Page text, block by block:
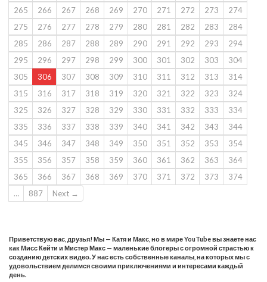
265
266 267 268 269 270 271 272 273
274
275
276 277 278 279 280 281 282 283
284
285
286 287 288 289 290 291 292 293
294
295
296 297 298 299 300 301 302 303
304
305
306 307 308 309 310 311 312 313
314
315
316 317 318 319 320 321 322 323
324
325
326 327 328 329 330 331 332 333
334
335
336 337 338 339 340 341 342 343
344
345
346 347 348 349 350 351 352 353
354
355
356 357 358 359 360 361 362 363
364
365
366 367 368 369 370 371 372 373
374
…
887 Next →
Приветствую вас, друзья! Мы — Катя и Макс, но в мире YouTube вы знаете нас
как Мисс Кейти и Мистер Макс — маленькие блогеры с огромной страстью к
созданию детских видео. У нас есть собственные каналы, на которых мы с
удовольствием делимся своими приключениями и интересами каждый
день.